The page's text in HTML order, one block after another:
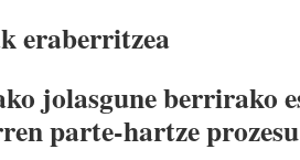
eraberritzea
jolasgune berrirako
parte-hartze